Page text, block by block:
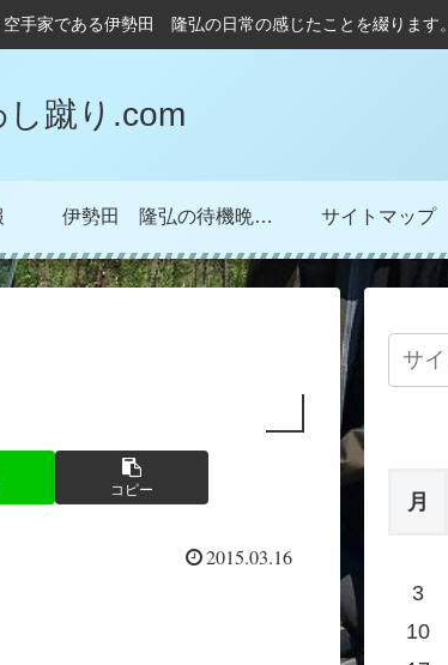
手家である伊勢田 隆弘の日常の感じたことを綴ります。
し蹴り.com
伊勢田 隆弘の待機晩成記！ サイトマップ
コピー
2015.03.16
月
3
10